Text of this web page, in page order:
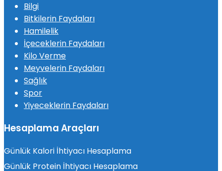
Bilgi
Bitkilerin Faydaları
Hamilelik
İçeceklerin Faydaları
Kilo Verme
Meyvelerin Faydaları
Sağlık
Spor
Yiyeceklerin Faydaları
Hesaplama Araçları
Günlük Kalori İhtiyacı Hesaplama
Günlük Protein İhtiyacı Hesaplama